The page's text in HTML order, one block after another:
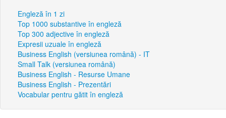
Engleză în 1 zi
Top 1000 substantive în engleză
Top 300 adjective în engleză
Expresii uzuale în engleză
Business English (versiunea română) - IT
Small Talk (versiunea română)
Business English - Resurse Umane
Business English - Prezentări
Vocabular pentru gătit în engleză